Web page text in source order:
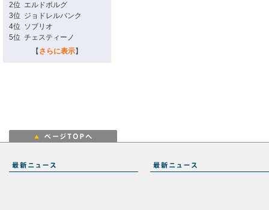
2位 エルドボルグ
3位 ジョドレルバンク
4位 ソブリオ
5位 チェスティーノ
【 さらに表示】